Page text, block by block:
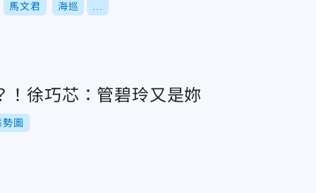
馬文君 海巡
！徐巧芯：管碧玲又是妳
圖